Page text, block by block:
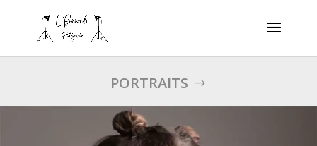
PORTRAITS